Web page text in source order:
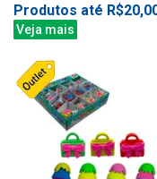
Produtos até
Veja mais